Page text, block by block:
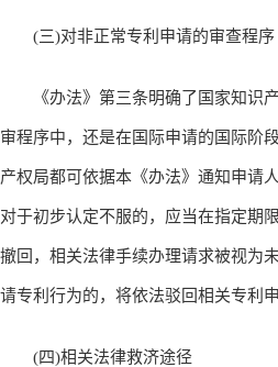
(三)对非正常专利申请的审查程序
《办法》第三条明确了国家知识产
审程序中，还是在国际申请的国际阶
产权局都可依据本《办法》通知申请
对于初步认定不服的，应当在指定期
撤回，相关法律手续办理请求被视为
请专利行为的，将依法驳回相关专利
(四)相关法律救济途径